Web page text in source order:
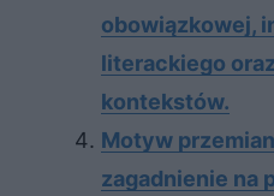
obowiązkowej,
literackiego
kontekstów.
Motyw
zagadnienie na